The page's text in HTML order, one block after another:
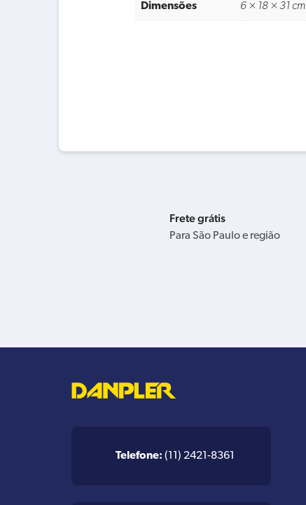
Dimensões 6 × 18 × 31 cm
Frete grátis
Para São Paulo e região
Telefone: (11) 2421-8361